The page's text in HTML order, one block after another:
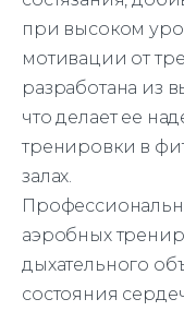
при высоком
мотивации от
разработана из
что делает ее
тренировки в
залах.
аэробных
дыхательного
состояния